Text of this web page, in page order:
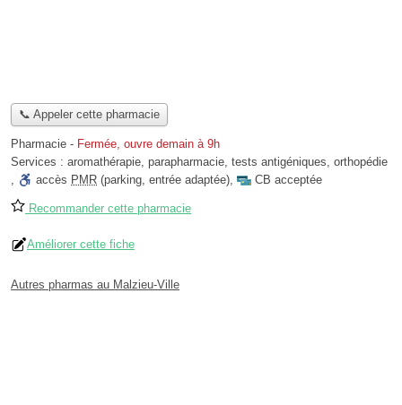
📞 Appeler cette pharmacie
Pharmacie - Fermée, ouvre demain à 9h
Services : aromathérapie, parapharmacie, tests antigéniques, orthopédie
,
accès PMR (parking, entrée adaptée), CB acceptée
Recommander cette pharmacie
Améliorer cette fiche
Autres pharmas au Malzieu-Ville